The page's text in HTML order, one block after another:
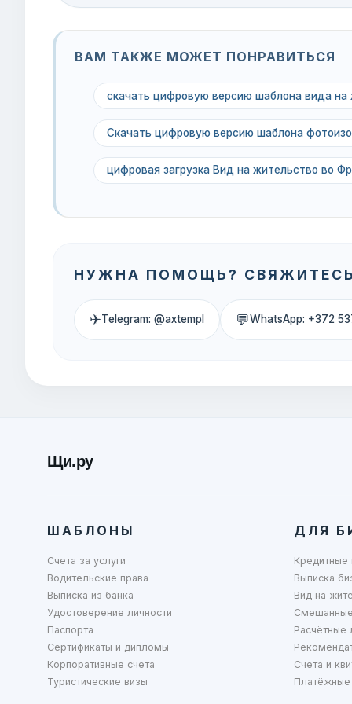
ВАМ ТАКЖЕ МОЖЕТ ПОНРАВИТЬСЯ
скачать цифровую версию шаблона вида
Скачать цифровую версию шаблона
цифровая загрузка Вид на жительство во
НУЖНА ПОМОЩЬ?
✈Telegram: @axtempl 💬WhatsApp: +372
Щи.ру
ШАБЛОНЫ
Счета за услуги
Водительские права
Выписка из банка
Удостоверение личности
Паспорта
Сертификаты и дипломы
Корпоративные счета
Туристические визы
ДЛЯ
Кредитные
Выписка
Вид на
Расчётные
Счета и
Платёжные